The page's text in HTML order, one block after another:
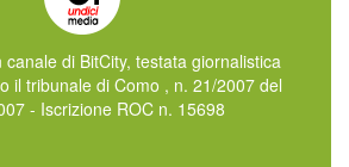
di BitCity, testata giornalistica
il tribunale di Como , n. 21/2007 del
- Iscrizione ROC n. 15698